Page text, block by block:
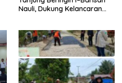
Nauli, Dukung Kelancaran